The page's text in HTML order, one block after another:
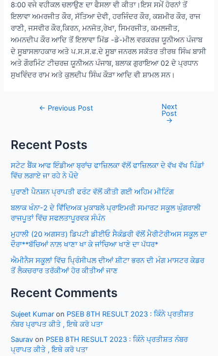
8:00 ਵਜੇ ਵਹੀਕਲ ਚਲਾਉਣ ਦਾ ਫੈਸਲਾ ਵੀ ਕੀਤਾ।ਇਸ ਸਮੇਂ ਹੋਰਨਾਂ ਤੋਂ
ਇਲਾਵਾ ਅਮਰਜੀਤ ਕੌਰ, ਸੱਤਿਆ ਦੇਵੀ, ਹਰਜਿੰਦਰ ਕੌਰ, ਕਸ਼ਮੀਰ ਕੌਰ, ਰਾਜ
ਰਾਣੀ, ਜਸਵੀਰ ਕੌਰ,ਕਿਰਨ, ਮਨਜੋਤ,ਰੇਖਾ, ਸਿਮਰਜੀਤ, ਕਮਲਜੀਤ,
ਅਮਨਦੀਪ ਕੌਰ ਆਦਿ ਤੋਂ ਇਲਾਵਾ ਮਿੱਡ -ਡੇ-ਮੀਲ ਵਰਕਰਜ਼ ਯੂਨੀਅਨ ਪੰਜਾਬ
ਦੇ ਸੂਬਾਸਲਾਹਕਾਰ ਅਤੇ ਪ.ਸ.ਸ.ਫ.ਦੇ ਸੂਬਾ ਜਨਰਲ ਸਕੱਤਰ ਤੀਰਥ ਸਿੰਘ ਬਾਸੀ
ਅਤੇ ਗੌਰਮਿੰਟ ਟੀਚਰਜ਼ ਯੂਨੀਅਨ ਪੰਜਾਬ, ਬਲਾਕ ਗੁਰਾਇਆ 02 ਦੇ ਪ੍ਰਧਾਨ
ਸੁਖਵਿੰਦਰ ਰਾਮ ਅਤੇ ਕੁਲਦੀਪ ਸਿੰਘ ਕੌੜਾ ਆਦਿ ਵੀ ਸ਼ਾਮਲ ਸਨ।
Post← Previous Post Next
Post
→
Recent Posts
ਸਟੇਟ ਬੈਂਕ ਆਫ ਇੰਡੀਆ ਬ੍ਰਾਂਚ ਫਾਜ਼ਿਲਕਾ ਵੱਲੋਂ ਫਾਜ਼ਿਲਕਾ ਦੇ ਵੱਖ ਵੱਖ ਪਿੰਡਾਂ
ਵਿੱਚ ਲਗਾਏ ਜਾ ਰਹੇ ਨੇ ਪੌਦੇ
ਪੁਰਾਣੀ ਪੈਨਸ਼ਨ ਪ੍ਰਾਪਤੀ ਫਰੰਟ ਵੱਲੋਂ ਕੀਤੀ ਗਈ ਅਹਿਮ ਮੀਟਿੰਗ
ਬਲਾਕ ਖੰਨਾ-2 ਦੇ ਵਿਁਦਿਅਕ ਮੁਕਾਬਲੇ ਪ੍ਰਾਇਮਰੀ ਸਮਾਰਟ ਸਕੂਲ ਘੁੰਗਰਾਲੀ
ਰਾਜਪੂਤਾਂ ਵਿੱਚ ਸਫਲਤਾਪੂਰਵਕ ਸੰਪੰਨ
ਮੁਹਾਲੀ (20 ਅਗਸਤ) ਡਿਪਟੀ ਡੀਈਓ ਸੈਕੰਡਰੀ ਵੱਲੋਂ ਮੈਰੀਟੋਰੀਅਸ ਸਕੂਲ ਦਾ
ਦੌਰਾ**ਬੱਚਿਆਂ ਨਾਲ਼ ਖਾਣਾ ਖਾ ਕੇ ਜਾਂਚਿਆ ਖਾਣੇ ਦਾ ਪੱਧਰ*
ਐਮੀਨੈਸ ਸਕੂਲਾਂ ਵਿੱਚ ਪ੍ਰਿੰਸੀਪਲ ਦੀਆਂ ਸ਼ੀਟਾ ਭਰਨ ਦੀ ਮੰਗ ਮਾਸਟਰ ਕੇਡਰ
ਤੋਂ ਲੈਕਚਰਾਰ ਤਰੱਕੀਆਂ ਹੋਰ ਕੀਤੀਆਂ ਜਾਣ
Recent Comments
Sujeet Kumar on PSEB 8TH RESULT 2023 : ਕਿੰਨੇ ਪ੍ਰਤੀਸ਼ਤ
ਨੰਬਰ ਪ੍ਰਾਪਤ ਕੀਤੇ , ਇਥੇ ਕਰੋ ਪਤਾ
Saurav on PSEB 8TH RESULT 2023 : ਕਿੰਨੇ ਪ੍ਰਤੀਸ਼ਤ ਨੰਬਰ
ਪ੍ਰਾਪਤ ਕੀਤੇ , ਇਥੇ ਕਰੋ ਪਤਾ